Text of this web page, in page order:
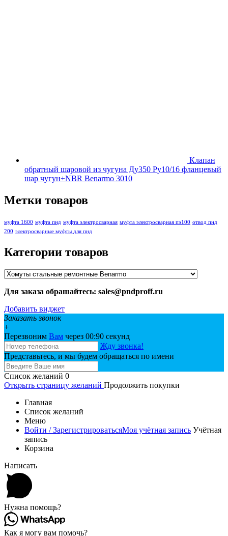
Клапан
обратный шаровой из чугуна Ду350 Ру10/16 фланцевый
шар чугун+NBR Benarmo 3010
Метки товаров
муфта 1600 муфта пнд муфта электросварная муфта электросварная пэ100 отвод пнд
200 электросварные муфты для пнд
Категории товаров
Для заказа обрашайтесь: sales@pndproff.ru
Добавить виджет
Заказать звонок
+
Перезвоним Вам через 00:90 секунд
Жду звонка!
Представьтесь, и мы будем обращаться по имени
Список желаний 0
Открыть страницу желаний Продолжить покупки
Главная
Список желаний
Меню
Войти / ЗарегистрироватьсяМоя учётная запись Учётная
запись
Корзина
Написать
Нужна помощь?
Как я могу вам помочь?